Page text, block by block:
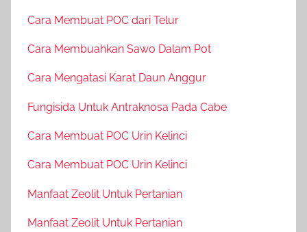
Cara Membuat POC dari Telur
Cara Membuahkan Sawo Dalam Pot
Cara Mengatasi Karat Daun Anggur
Fungisida Untuk Antraknosa Pada Cabe
Cara Membuat POC Urin Kelinci
Cara Membuat POC Urin Kelinci
Manfaat Zeolit Untuk Pertanian
Manfaat Zeolit Untuk Pertanian